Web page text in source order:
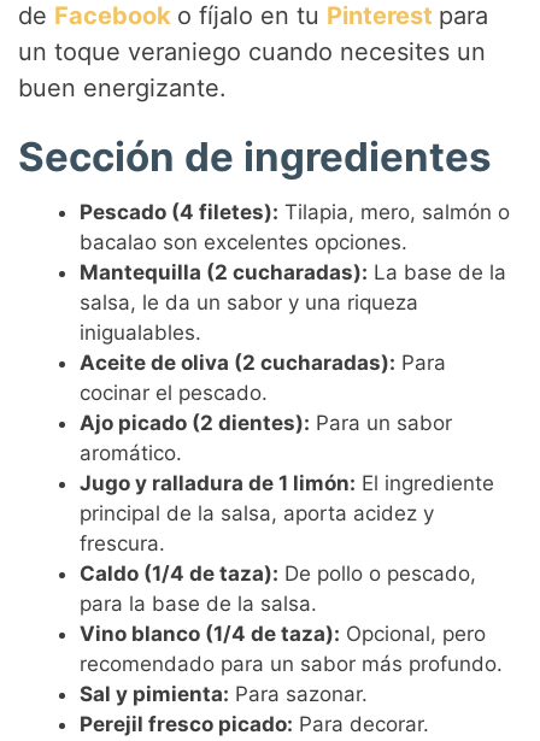
de Facebook o fíjalo en tu Pinterest para
un toque veraniego cuando necesites un
buen energizante.
Sección de ingredientes
Pescado (4 filetes): Tilapia, mero, salmón o
bacalao son excelentes opciones.
Mantequilla (2 cucharadas): La base de la
salsa, le da un sabor y una riqueza
inigualables.
Aceite de oliva (2 cucharadas): Para
cocinar el pescado.
Ajo picado (2 dientes): Para un sabor
aromático.
Jugo y ralladura de 1 limón: El ingrediente
principal de la salsa, aporta acidez y
frescura.
Caldo (1/4 de taza): De pollo o pescado,
para la base de la salsa.
Vino blanco (1/4 de taza): Opcional, pero
recomendado para un sabor más profundo.
Sal y pimienta: Para sazonar.
Perejil fresco picado: Para decorar.